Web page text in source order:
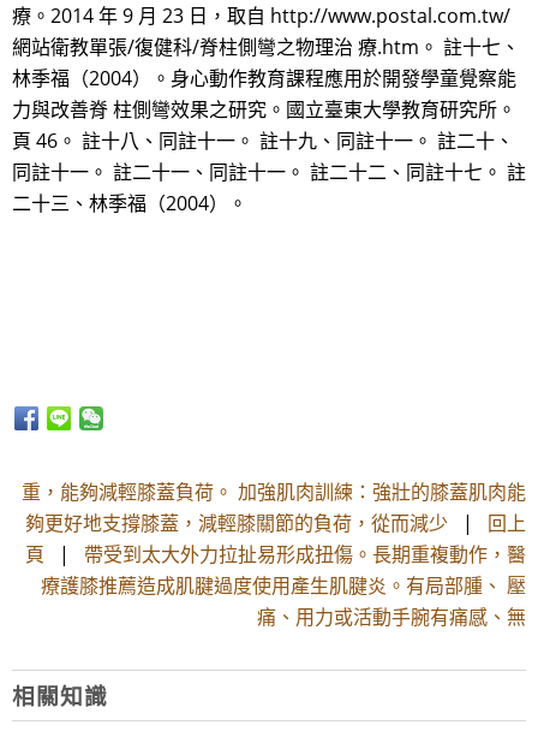
療。2014 年 9 月 23 日，取自 http://www.postal.com.tw/
網站衛教單張/復健科/脊柱側彎之物理治 療.htm。 註十七、
林季福（2004）。身心動作教育課程應用於開發學童覺察能
力與改善脊 柱側彎效果之研究。國立臺東大學教育研究所。
頁 46。 註十八、同註十一。 註十九、同註十一。 註二十、
同註十一。 註二十一、同註十一。 註二十二、同註十七。 註
二十三、林季福（2004）。
重，能夠減輕膝蓋負荷。 加強肌肉訓練：強壯的膝蓋肌肉能
夠更好地支撐膝蓋，減輕膝關節的負荷，從而減少 | 回上
頁 | 帶受到太大外力拉扯易形成扭傷。長期重複動作，醫
療護膝推薦造成肌腱過度使用產生肌腱炎。有局部腫、 壓
痛、用力或活動手腕有痛感、無
相關知識